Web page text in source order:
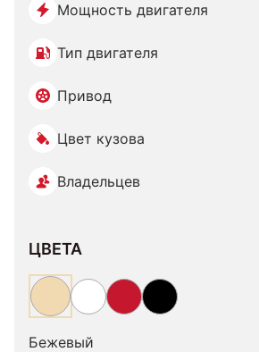
Мощность двигателя
Тип двигателя
Привод
Цвет кузова
Владельцев
ЦВЕТА
Бежевый